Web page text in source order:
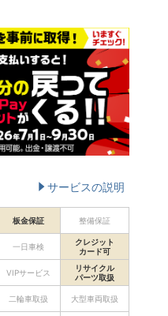
サービスの説明
板金保証 整備保証
一日車検
クレジット
カード可
VIPサービス
リサイクル
パーツ取扱
二輪車取扱 大型車両取扱